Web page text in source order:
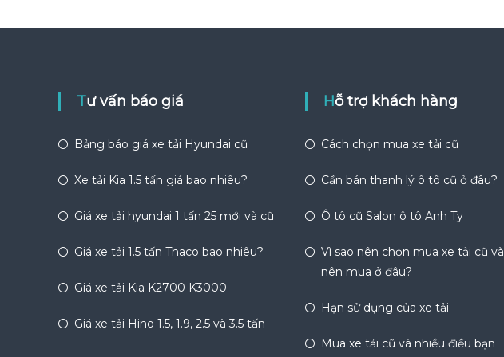
Tư vấn báo giá
Bảng báo giá xe tải Hyundai cũ
Xe tải Kia 1.5 tấn giá bao nhiêu?
Giá xe tải hyundai 1 tấn 25 mới và cũ
Giá xe tải 1.5 tấn Thaco bao nhiêu?
Giá xe tải Kia K2700 K3000
Giá xe tải Hino 1.5, 1.9, 2.5 và 3.5 tấn
Hỗ trợ khách hàng
Cách chọn mua xe tải cũ
Cần bán thanh lý ô tô cũ ở đâu?
Ô tô cũ Salon ô tô Anh Ty
Vì sao nên chọn mua xe tải cũ và
nên mua ở đâu?
Hạn sử dụng của xe tải
Mua xe tải cũ và nhiều điều bạn